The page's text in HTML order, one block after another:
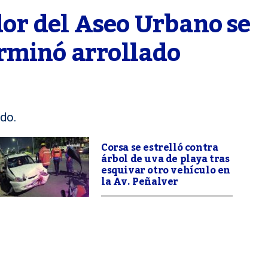
del Aseo Urbano se
arrollado
Corsa se estrelló contra
árbol de uva de playa tras
esquivar otro vehículo en
la Av. Peñalver